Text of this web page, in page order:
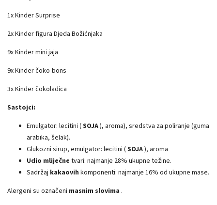
1x Kinder Surprise
2x Kinder figura Djeda Božićnjaka
9x Kinder mini jaja
9x Kinder čoko-bons
3x Kinder čokoladica
Sastojci:
Emulgator: lecitini (SOJA), aroma), sredstva za poliranje (guma
arabika, šelak).
Glukozni sirup, emulgator: lecitini (SOJA), aroma
Udio mliječne tvari: najmanje 28% ukupne težine.
Sadržaj kakaovih komponenti: najmanje 16% od ukupne mase.
Alergeni su označeni masnim slovima .